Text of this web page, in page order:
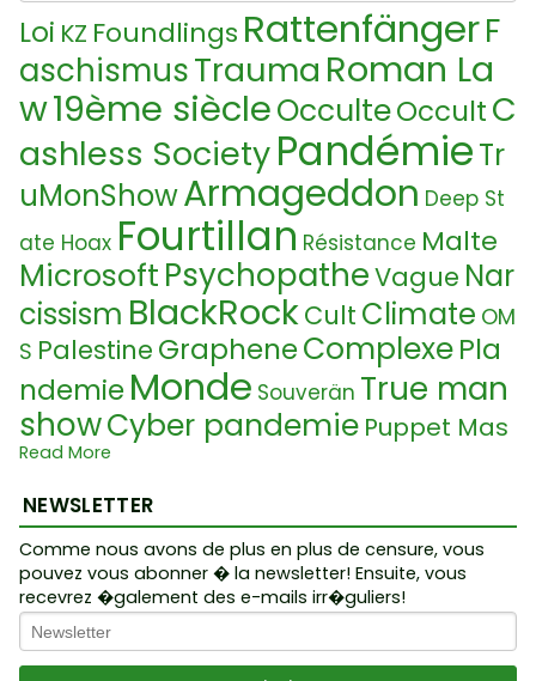
Loi KZ Foundlings RattenfängerF
aschismusTrauma Roman La
w19ème siècleOcculteOccultC
ashless SocietyPandémieTr
uMonShowArmageddon Deep St
ate Hoax Fourtillan Résistance Malte
Microsoft PsychopatheVague Nar
cissism BlackRockCult Climate OM
S Palestine GrapheneComplexePla
ndemie Monde Souverän True man
showCyber pandemie Puppet Mas
ter
p Bill Gates
meutes 19. JahrhundertElectionSyst
em ImmunitaireGuerre civileSant
éGeorge SorosUFOTreffainguyP
syopSolutionBiotechnologieEs
Read More
NEWSLETTER
Comme nous avons de plus en plus de censure, vous
pouvez vous abonner � la newsletter! Ensuite, vous
recevrez �galement des e-mails irr�guliers!